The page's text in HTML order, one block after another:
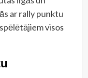
ar rally punktu
visos